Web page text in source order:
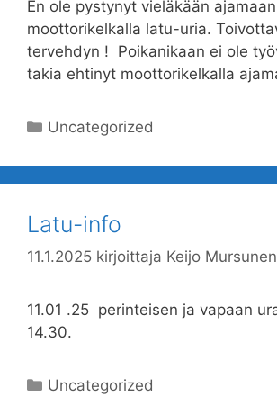
En ole pystynyt vieläkään ajamaan
moottorikelkalla latu-uria.
tervehdyn ! Poikanikaan ei ole
takia ehtinyt moottorikelkalla
Kategoriat
Uncategorized
Latu-info
11.1.2025 kirjoittaja Keijo Mursunen
11.01 .25 perinteisen ja vapaan
14.30.
Kategoriat
Uncategorized